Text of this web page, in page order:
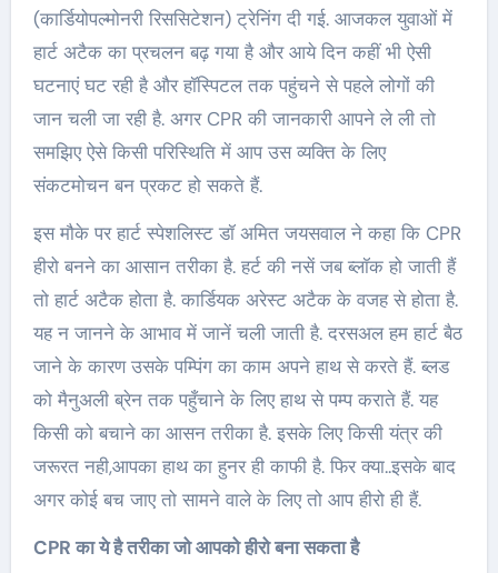
(कार्डियोपल्मोनरी रिससिटेशन) ट्रेनिंग दी गई. आजकल युवाओं में
हार्ट अटैक का प्रचलन बढ़ गया है और आये दिन कहीं भी ऐसी
घटनाएं घट रही है और हॉस्पिटल तक पहुंचने से पहले लोगों की
जान चली जा रही है. अगर CPR की जानकारी आपने ले ली तो
समझिए ऐसे किसी परिस्थिति में आप उस व्यक्ति के लिए
संकटमोचन बन प्रकट हो सकते हैं.
इस मौके पर हार्ट स्पेशलिस्ट डॉ अमित जयसवाल ने कहा कि CPR
हीरो बनने का आसान तरीका है. हर्ट की नसें जब ब्लॉक हो जाती हैं
तो हार्ट अटैक होता है. कार्डियक अरेस्ट अटैक के वजह से होता है.
यह न जानने के आभाव में जानें चली जाती है. दरसअल हम हार्ट बैठ
जाने के कारण उसके पम्पिंग का काम अपने हाथ से करते हैं. ब्लड
को मैनुअली ब्रेन तक पहुँचाने के लिए हाथ से पम्प कराते हैं. यह
किसी को बचाने का आसन तरीका है. इसके लिए किसी यंत्र की
जरूरत नही,आपका हाथ का हुनर ही काफी है. फिर क्या..इसके बाद
अगर कोई बच जाए तो सामने वाले के लिए तो आप हीरो ही हैं.
CPR का ये है तरीका जो आपको हीरो बना सकता है